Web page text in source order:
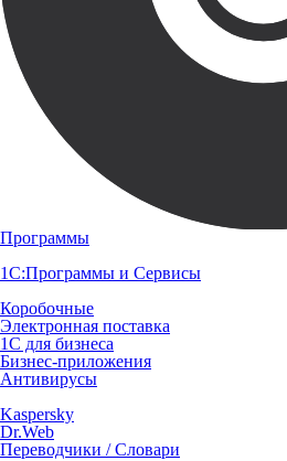
Программы
1С:Программы и Сервисы
Коробочные
Электронная поставка
1С для бизнеса
Бизнес-приложения
Антивирусы
Kaspersky
Dr.Web
Переводчики / Словари